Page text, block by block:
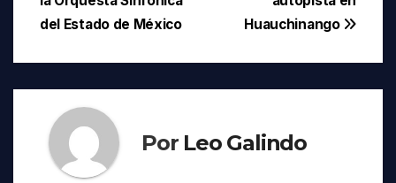
entradas
Huauchinango
del Estado de México
Por Leo Galindo